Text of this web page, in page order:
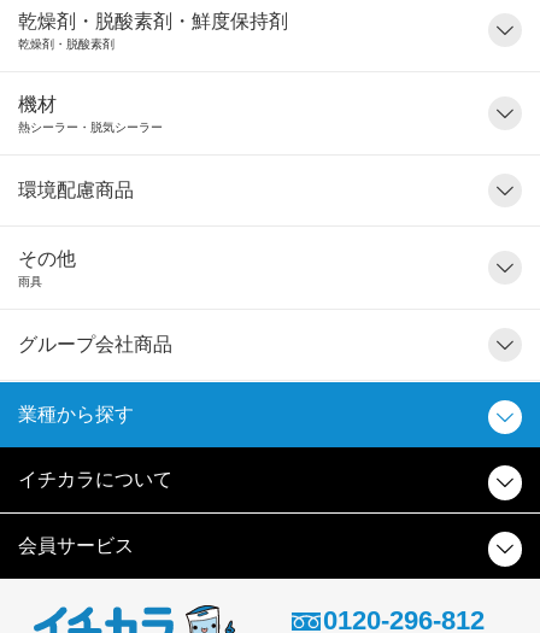
乾燥剤・脱酸素剤・鮮度保持剤
乾燥剤・脱酸素剤
機材
熱シーラー・脱気シーラー
環境配慮商品
その他
雨具
グループ会社商品
業種から探す
イチカラについて
会員サービス
0120-296-812